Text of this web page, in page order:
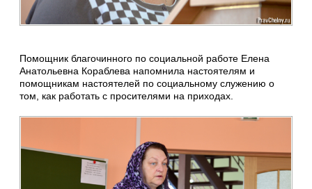
Помощник благочинного по социальной работе Елена
Анатольевна Кораблева напомнила настоятелям и
помощникам настоятелей по социальному служению о
том, как работать с просителями на приходах.